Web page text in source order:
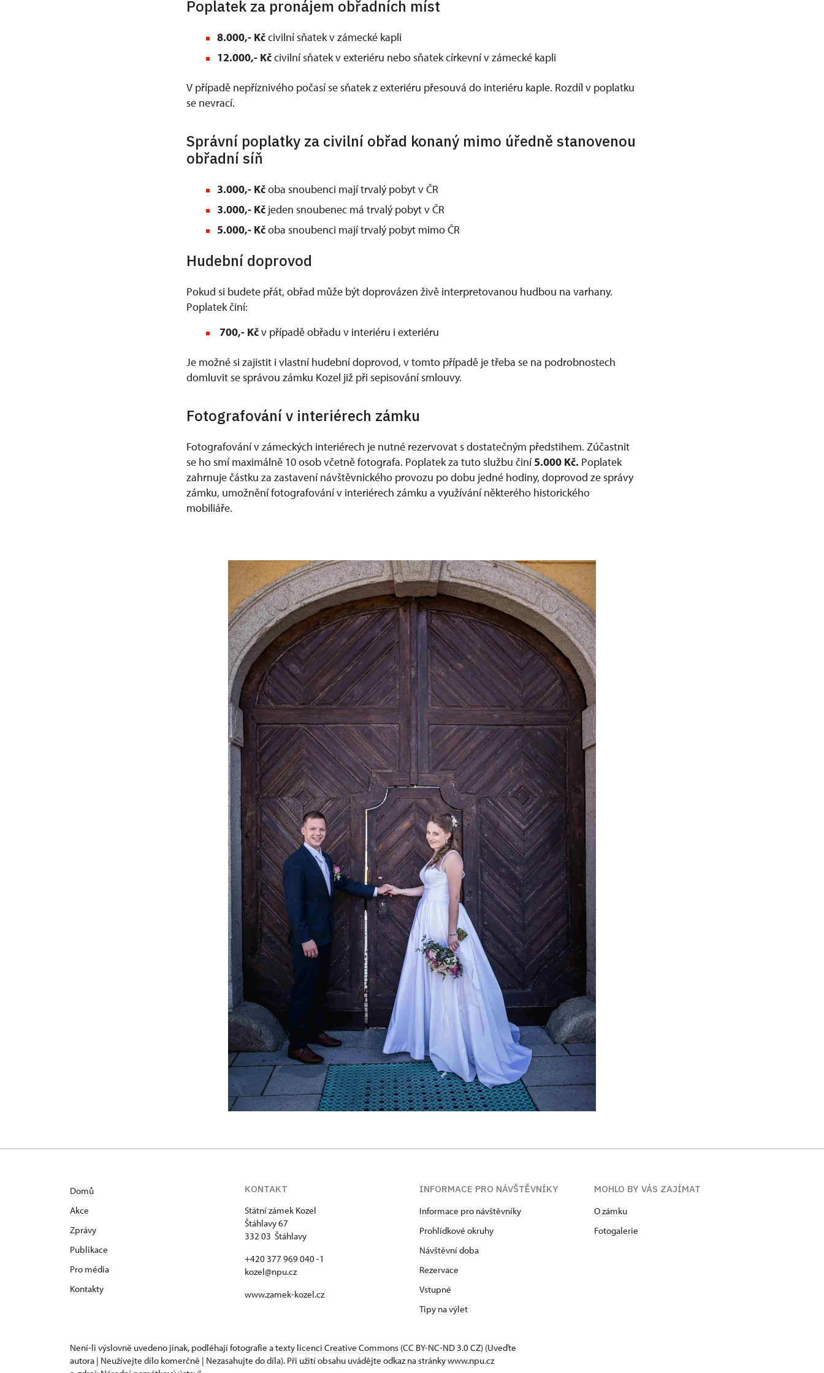
Poplatek za pronájem obřadních míst
8.000,- Kčcivilní sňatek v zámecké kapli
12.000,- Kčcivilní sňatek v exteriéru nebo sňatek církevní v zámecké kapli
V případě nepříznivého počasí se sňatek z exteriéru přesouvá do interiéru kaple. Rozdíl v poplatku
se nevrací.
Správní poplatky za civilní obřad konaný mimo úředně stanovenou
obřadní síň
3.000,- Kčoba snoubenci mají trvalý pobyt v ČR
3.000,- Kč jeden snoubenec má trvalý pobyt v ČR
5.000,- Kčoba snoubenci mají trvalý pobyt mimo ČR
Hudební doprovod
Pokud si budete přát, obřad může být doprovázen živě interpretovanou hudbou na varhany.
Poplatek činí:
700,- Kčv případě obřadu v interiéru i exteriéru
Je možné si zajistit i vlastní hudební doprovod, v tomto případě je třeba se na podrobnostech
domluvit se správou zámku Kozel již při sepisování smlouvy.
Fotografování v interiérech zámku
Fotografování v zámeckých interiérech je nutné rezervovat s dostatečným předstihem. Zúčastnit
se ho smí maximálně 10 osob včetně fotografa. Poplatek za tuto službu činí5.000 Kč. Poplatek
zahrnuje částku za zastavení návštěvnického provozu po dobu jedné hodiny, doprovod ze správy
zámku, umožnění fotografování v interiérech zámku a využívání některého historického
mobiliáře.
Domů
Akce
Zprávy
Publikace
Pro média
Kontakty
KONTAKT
Státní zámek Kozel
Štáhlavy 67
332 03 Štáhlavy
+420 377 969 040 -1
kozel@npu.cz
www.zamek-kozel.cz
INFORMACE PRO NÁVŠTĚVNÍKY
Informace pro návštěvníky
Prohlídkové okruhy
Návštěvní doba
Rezervace
Vstupné
Tipy na výlet
MOHLO BY VÁS ZAJÍMAT
O zámku
Fotogalerie
Není-li výslovně uvedeno jinak, podléhají fotografie a texty licenci Creative Commons (CC BY-NC-ND 3.0 CZ) (Uveďte
autora | Neužívejte dílo komerčně | Nezasahujte do díla). Při užití obsahu uvádějte odkaz na stránky www.npu.cz